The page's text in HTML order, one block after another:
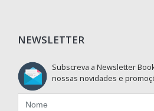
NEWSLETTER
Subscreva a Newsletter
nossas novidades e